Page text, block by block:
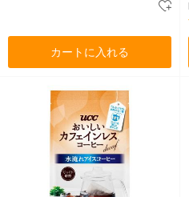
カートに入れる